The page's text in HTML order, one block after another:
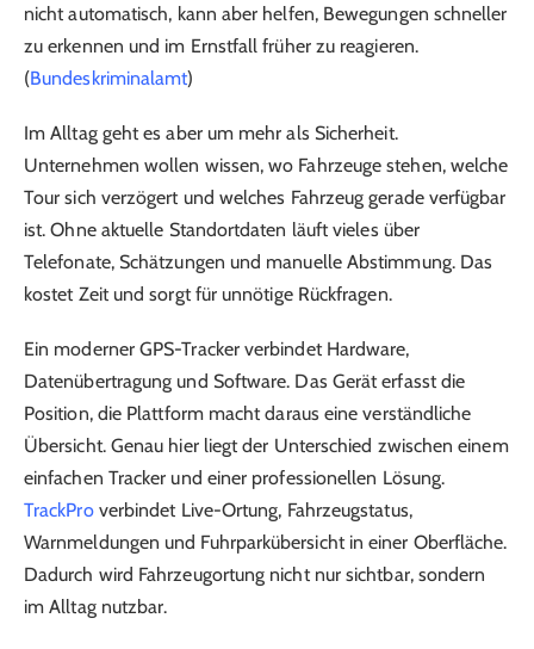
nicht automatisch, kann aber helfen, Bewegungen schneller
zu erkennen und im Ernstfall früher zu reagieren.
(Bundeskriminalamt)
Im Alltag geht es aber um mehr als Sicherheit.
Unternehmen wollen wissen, wo Fahrzeuge stehen, welche
Tour sich verzögert und welches Fahrzeug gerade verfügbar
ist. Ohne aktuelle Standortdaten läuft vieles über
Telefonate, Schätzungen und manuelle Abstimmung. Das
kostet Zeit und sorgt für unnötige Rückfragen.
Ein moderner GPS-Tracker verbindet Hardware,
Datenübertragung und Software. Das Gerät erfasst die
Position, die Plattform macht daraus eine verständliche
Übersicht. Genau hier liegt der Unterschied zwischen einem
einfachen Tracker und einer professionellen Lösung.
TrackProverbindet Live-Ortung, Fahrzeugstatus,
Warnmeldungen und Fuhrparkübersicht in einer Oberfläche.
Dadurch wird Fahrzeugortung nicht nur sichtbar, sondern
im Alltag nutzbar.